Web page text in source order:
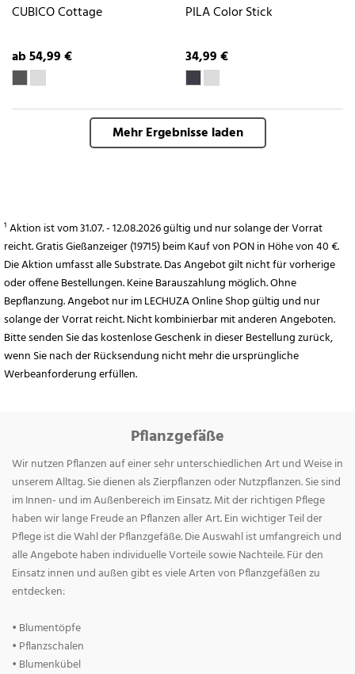
CUBICO Cottage
ab 54,99 €
PILA Color Stick
34,99 €
Mehr Ergebnisse laden
¹ Aktion ist vom 31.07. - 12.08.2026 gültig und nur solange der Vorrat
reicht. Gratis Gießanzeiger (19715) beim Kauf von PON in Höhe von 40 €.
Die Aktion umfasst alle Substrate. Das Angebot gilt nicht für vorherige
oder offene Bestellungen. Keine Barauszahlung möglich. Ohne
Bepflanzung. Angebot nur im LECHUZA Online Shop gültig und nur
solange der Vorrat reicht. Nicht kombinierbar mit anderen Angeboten.
Bitte senden Sie das kostenlose Geschenk in dieser Bestellung zurück,
wenn Sie nach der Rücksendung nicht mehr die ursprüngliche
Werbeanforderung erfüllen.
Pflanzgefäße
Wir nutzen Pflanzen auf einer sehr unterschiedlichen Art und Weise in
unserem Alltag. Sie dienen als Zierpflanzen oder Nutzpflanzen. Sie sind
im Innen- und im Außenbereich im Einsatz. Mit der richtigen Pflege
haben wir lange Freude an Pflanzen aller Art. Ein wichtiger Teil der
Pflege ist die Wahl der Pflanzgefäße. Die Auswahl ist umfangreich und
alle Angebote haben individuelle Vorteile sowie Nachteile. Für den
Einsatz innen und außen gibt es viele Arten von Pflanzgefäßen zu
entdecken:
• Blumentöpfe
• Pflanzschalen
• Blumenkübel